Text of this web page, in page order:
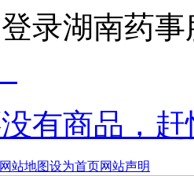
登录湖南药
有商品，
网站地图设为首页网站声明